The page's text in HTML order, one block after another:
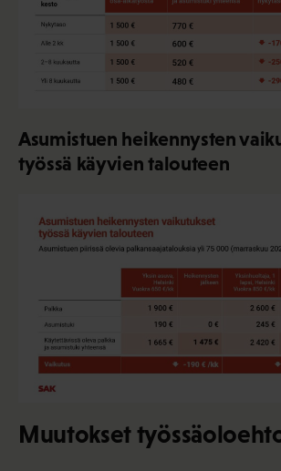
Asumistuen heikennysten
työssä käyvien talouteen
Muutokset